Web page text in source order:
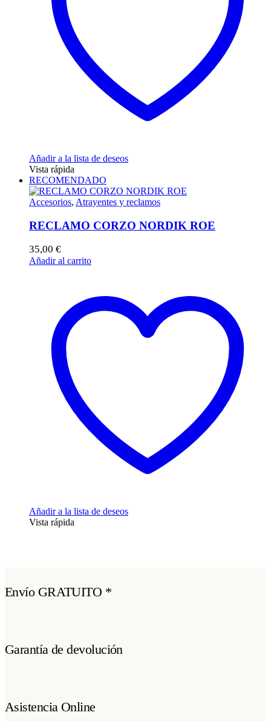
Añadir a la lista de deseos
Vista rápida
RECOMENDADO
Accesorios, Atrayentes y reclamos
RECLAMO CORZO NORDIK ROE
35,00 €
Añadir al carrito
Añadir a la lista de deseos
Vista rápida
Envío GRATUITO *
Garantía de devolución
Asistencia Online